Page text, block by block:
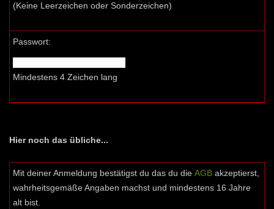
(Keine Leerzeichen oder Sonderzeichen)
Passwort:
Mindestens 4 Zeichen lang
Hier noch das übliche...
Mit deiner Anmeldung bestätigst du das du die AGB akzeptierst,
wahrheitsgemäße Angaben machst und mindestens 16 Jahre
alt bist.